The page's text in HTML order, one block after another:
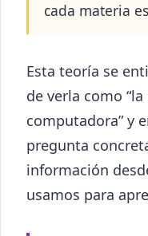
cada materia
Esta teoría se
de verla como
computadora” y
pregunta
información
usamos para